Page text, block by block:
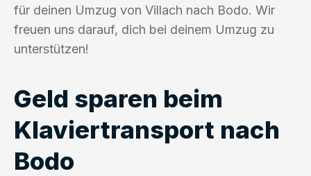
für deinen Umzug von Villach nach Bodo. Wir
freuen uns darauf, dich bei deinem Umzug zu
unterstützen!
Geld sparen beim
Klaviertransport nach
Bodo